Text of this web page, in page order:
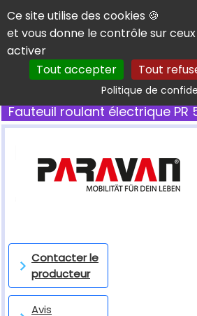
Panneau de gestion des cookies
Ce site utilise des cookies 🍪
et vous donne le contrôle sur
activer
Tout accepter
Tout
Politique de
Fauteuil roulant électrique PR
Contacter le
producteur
Avis